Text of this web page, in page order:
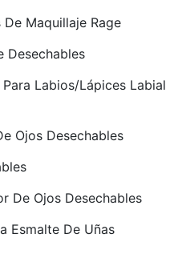
Maquillaje Rage
Desechables
Labios/lápices Labial
Ojos Desechables
De Ojos Desechables
Esmalte De Uñas